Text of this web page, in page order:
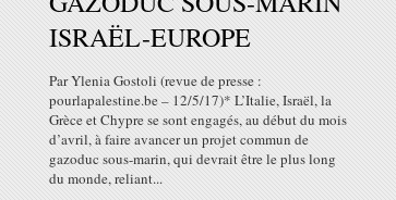
ISRAËL-EUROPE
Par Ylenia Gostoli (revue de presse :
pourlapalestine.be – 12/5/17)* L’Italie, Israël, la
Grèce et Chypre se sont engagés, au début du mois
d’avril, à faire avancer un projet commun de
gazoduc sous-marin, qui devrait être le plus long
du monde, reliant...